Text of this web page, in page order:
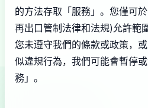
的方法存取「服務」。您僅可
再出口管制法律和法規)允許範
您未遵守我們的條款或政策，
似違規行為，我們可能會暫停
務」。